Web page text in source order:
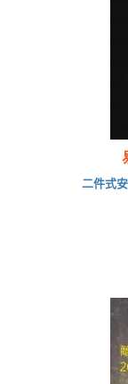
二件式